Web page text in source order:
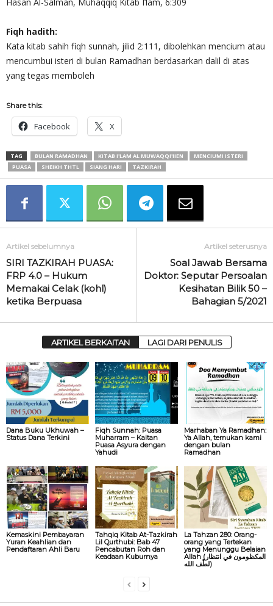
Fiqh hadith:
Kata kitab sahih fiqh sunnah, jilid 2:111, dibolehkan mencium atau
mencumbui isteri di bulan Ramadhan berdasarkan dalil di atas
yang tegas memboleh
Share this:
Facebook X
TAG BULAN RAMADHAN KITAB I'LAM AL MUWAQQI'IIEN
MENCIUMI ISTERI
PUASA
SHEIKH THTL SIANG HARI TAZKIRAH
Artikel sebelumnya
SIRI TAZKIRAH PUASA:
FRP 4.0 – Hukum
Memakai Celak (kohl)
ketika Berpuasa
Artikel seterusnya
Soal Jawab Bersama
Doktor: Seputar Persoalan
Kesihatan Bilik 50 –
Bahagian 5/2021
ARTIKEL BERKAITAN LAGI DARI PENULIS
Dana Buku Ukhuwah –
Status Dana Terkini
Fiqh Sunnah: Puasa
Muharram – Kaitan
Puasa Asyura dengan
Yahudi
Marhaban Ya Ramadhan:
Ya Allah, temukan kami
dengan bulan
Ramadhan
Kemaskini Pembayaran
Yuran Keahlian dan
Pendaftaran Ahli Baru
Tahqiq Kitab At-Tazkirah
Lil Qurthubi: Bab 47
Pencabutan Roh dan
Keadaan Kuburnya
La Tahzan 280: Orang-
orang yang Tertekan
yang Menunggu Belaian
Allah (المكظومون في انتظار
لطْف الله)